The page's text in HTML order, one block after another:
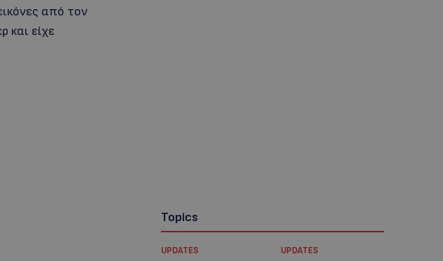
από τον
είχε
Topics
UPDATES UPDATES